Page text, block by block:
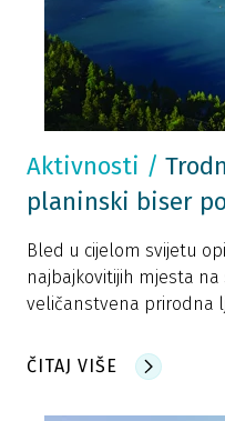
Aktivnosti /
planinski biser
Bled u cijelom svijetu
najbajkovitijih mjesta na
veličanstvena prirodna
ČITAJ VIŠE